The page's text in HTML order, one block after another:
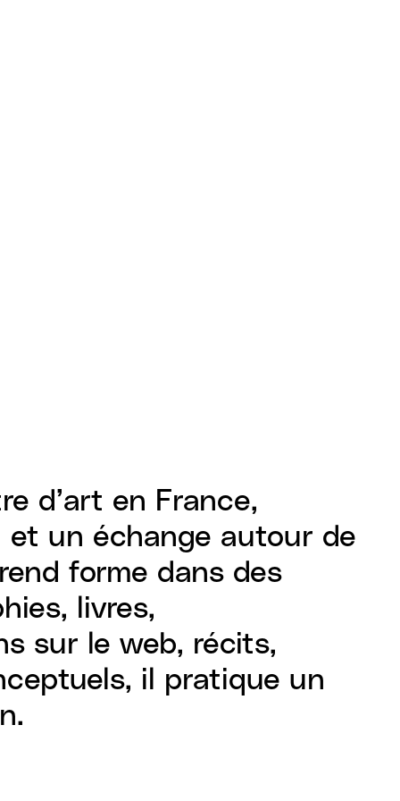
d’art en France,
et un échange autour de
forme dans des
livres,
sur le web, récits,
il pratique un